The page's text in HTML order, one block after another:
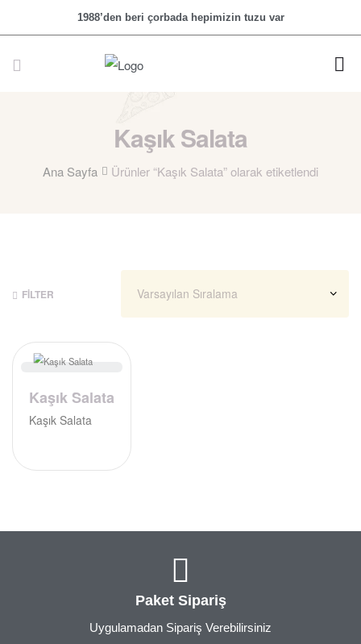
1988’den beri çorbada hepimizin tuzu var
Kaşık Salata
Ana Sayfa Ürünler “Kaşık Salata” olarak etiketlendi
FILTER
Kaşık Salata
Kaşık Salata
Paket Sipariş
Uygulamadan Sipariş Verebilirsiniz